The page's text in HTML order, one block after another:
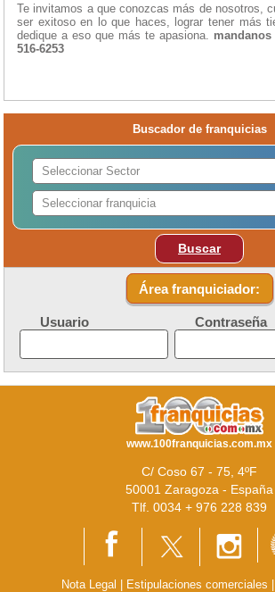
Te invitamos a que conozcas más de nosotros,
ser exitoso en lo que haces, lograr tener más
dedique a eso que más te apasiona.
516-6253
Buscador de franquicias
Buscar
Área franquiciador:
Usuario Contraseña
www.100franquicias.com.mx
C/ Coso 67 - 75, 4ºF
50001 Zaragoza - España
Tlf. 0034 + 976 228 839
Nota Legal Estipulaciones comerciales